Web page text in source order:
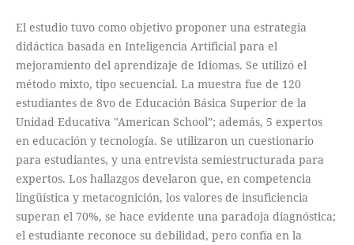
El estudio tuvo como objetivo proponer una estrategia
didáctica basada en Inteligencia Artificial para el
mejoramiento del aprendizaje de Idiomas. Se utilizó el
método mixto, tipo secuencial. La muestra fue de 120
estudiantes de 8vo de Educación Básica Superior de la
Unidad Educativa "American School”; además, 5 expertos
en educación y tecnología. Se utilizaron un cuestionario
para estudiantes, y una entrevista semiestructurada para
expertos. Los hallazgos develaron que, en competencia
lingüística y metacognición, los valores de insuficiencia
superan el 70%, se hace evidente una paradoja diagnóstica;
el estudiante reconoce su debilidad, pero confía en la